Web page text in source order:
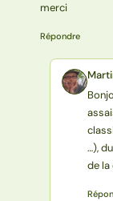
merci
Répondre
MP
…),
de la